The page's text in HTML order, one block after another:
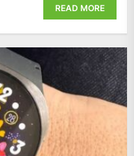
READ MORE